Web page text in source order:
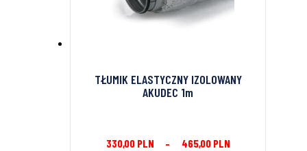
TŁUMIK ELASTYCZNY IZOLOWANY
AKUDEC 1m
330,00 PLN – 465,00 PLN